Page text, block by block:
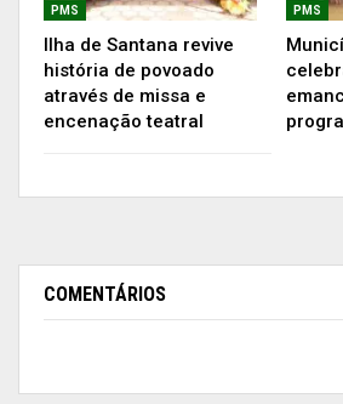
PMS
Ilha de Santana revive
história de povoado
através de missa e
encenação teatral
PMS
COMENTÁRIOS